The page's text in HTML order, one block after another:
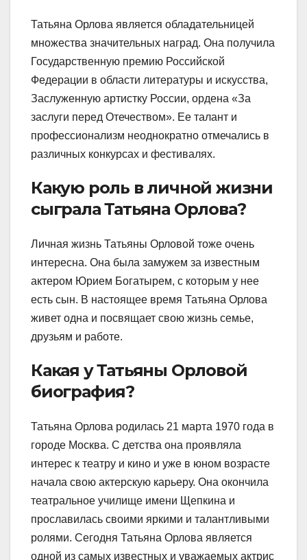
Татьяна Орлова является обладательницей
множества значительных наград. Она получила
Государственную премию Российской
Федерации в области литературы и искусства,
Заслуженную артистку России, ордена «За
заслуги перед Отечеством». Ее талант и
профессионализм неоднократно отмечались в
различных конкурсах и фестивалях.
Какую роль в личной жизни
сыграла Татьяна Орлова?
Личная жизнь Татьяны Орловой тоже очень
интересна. Она была замужем за известным
актером Юрием Богатырем, с которым у нее
есть сын. В настоящее время Татьяна Орлова
живет одна и посвящает свою жизнь семье,
друзьям и работе.
Какая у Татьяны Орловой
биография?
Татьяна Орлова родилась 21 марта 1970 года в
городе Москва. С детства она проявляла
интерес к театру и кино и уже в юном возрасте
начала свою актерскую карьеру. Она окончила
театральное училище имени Щепкина и
прославилась своими яркими и талантливыми
ролями. Сегодня Татьяна Орлова является
одной из самых известных и уважаемых актрис